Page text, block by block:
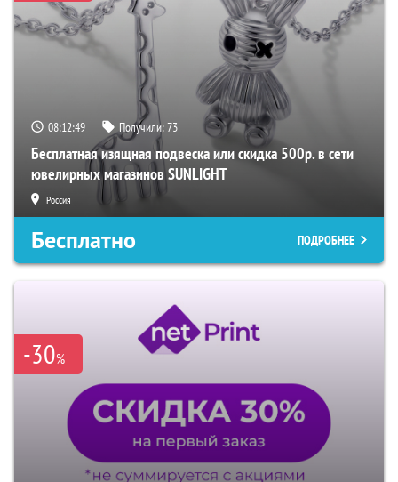
08:12:48 Получили:73
Бесплатная изящная подвеска или скидка 500р. в сети
ювелирных магазинов SUNLIGHT
Россия
Бесплатно ПОДРОБНЕЕ
-30%